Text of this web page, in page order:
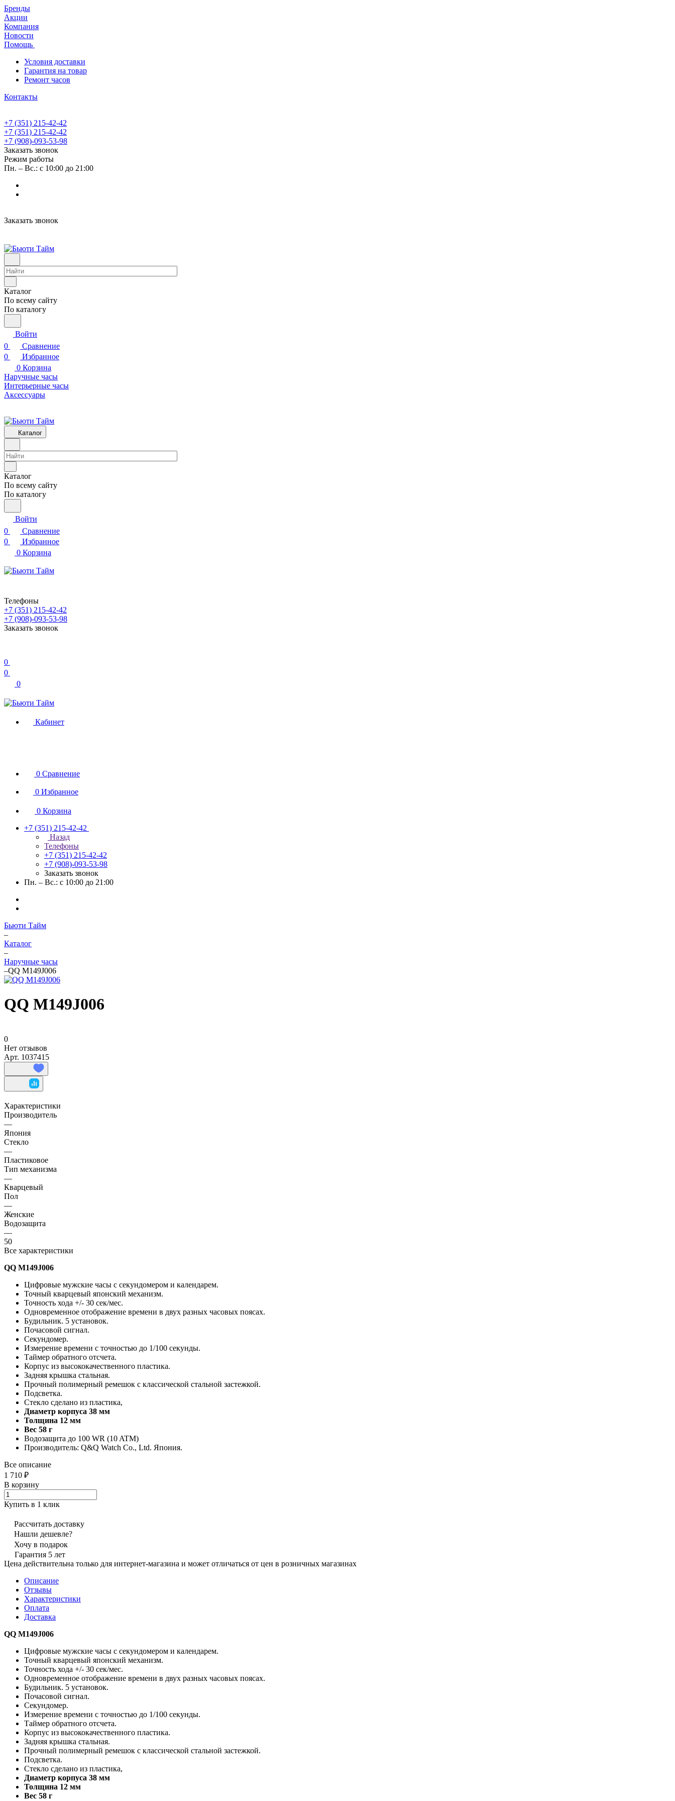
Бренды
Акции
Компания
Новости
Помощь
Условия доставки
Гарантия на товар
Ремонт часов
Контакты
+7 (351) 215-42-42
+7 (351) 215-42-42
+7 (908)-093-53-98
Заказать звонок
Режим работы
Пн. – Вс.: с 10:00 до 21:00
Заказать звонок
Каталог
По всему сайту
По каталогу
Войти
0
Сравнение
0
Избранное
0 Корзина
Наручные часы
Интерьерные часы
Аксессуары
Каталог
Каталог
По всему сайту
По каталогу
Войти
0
Сравнение
0
Избранное
0 Корзина
Телефоны
+7 (351) 215-42-42
+7 (908)-093-53-98
Заказать звонок
0
0
0
Кабинет
0 Сравнение
0 Избранное
0 Корзина
+7 (351) 215-42-42
Назад
Телефоны
+7 (351) 215-42-42
+7 (908)-093-53-98
Заказать звонок
Пн. – Вс.: с 10:00 до 21:00
Бьюти Тайм
–
Каталог
–
Наручные часы
–QQ M149J006
QQ M149J006
0
Нет отзывов
Арт. 1037415
Характеристики
Производитель
—
Япония
Стекло
—
Пластиковое
Тип механизма
—
Кварцевый
Пол
—
Женские
Водозащита
—
50
Все характеристики
QQ M149J006
Цифровые мужские часы с секундомером и календарем.
Точный кварцевый японский механизм.
Точность хода +/- 30 сек/мес.
Одновременное отображение времени в двух разных часовых поясах.
Будильник. 5 установок.
Почасовой сигнал.
Секундомер.
Измерение времени с точностью до 1/100 секунды.
Таймер обратного отсчета.
Корпус из высококачественного пластика.
Задняя крышка стальная.
Прочный полимерный ремешок с классической стальной застежкой.
Подсветка.
Стекло сделано из пластика,
Диаметр корпуса 38 мм
Толщина 12 мм
Вес 58 г
Водозащита до 100 WR (10 ATM)
Производитель: Q&Q Watch Co., Ltd. Япония.
Все описание
1 710 ₽
В корзину
Купить в 1 клик
Рассчитать доставку
Нашли дешевле?
Хочу в подарок
Гарантия 5 лет
Цена действительна только для интернет-магазина и может отличаться от цен в розничных магазинах
Описание
Отзывы
Характеристики
Оплата
Доставка
QQ M149J006
Цифровые мужские часы с секундомером и календарем.
Точный кварцевый японский механизм.
Точность хода +/- 30 сек/мес.
Одновременное отображение времени в двух разных часовых поясах.
Будильник. 5 установок.
Почасовой сигнал.
Секундомер.
Измерение времени с точностью до 1/100 секунды.
Таймер обратного отсчета.
Корпус из высококачественного пластика.
Задняя крышка стальная.
Прочный полимерный ремешок с классической стальной застежкой.
Подсветка.
Стекло сделано из пластика,
Диаметр корпуса 38 мм
Толщина 12 мм
Вес 58 г